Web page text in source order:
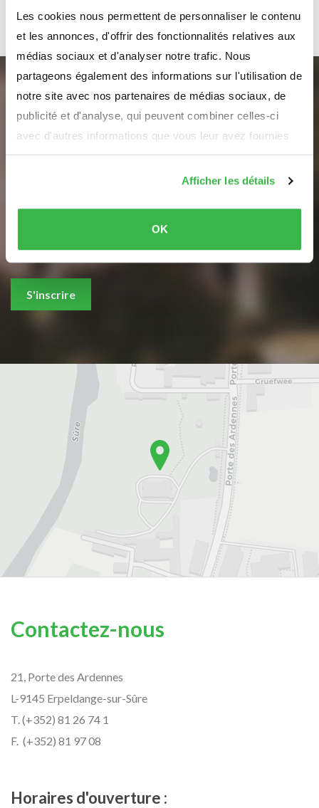
Les cookies nous permettent de personnaliser le contenu
et les annonces, d'offrir des fonctionnalités relatives aux
médias sociaux et d'analyser notre trafic. Nous
partageons également des informations sur l'utilisation de
notre site avec nos partenaires de médias sociaux, de
publicité et d'analyse, qui peuvent combiner celles-ci
avec d'autres informations que vous leur avez fournies
ou qu'ils ont collectées lors de votre utilisation de leurs
Afficher les détails
OK
Abonnez-vous à notre
newsletter
Votre adresse e-mail
Nous n'allons jamais vous spammer ou partager vos données
S'inscrire
Contactez-nous
21, Porte des Ardennes
L-9145 Erpeldange-sur-Sûre
T. (+352) 81 26 74 1
F. (+352) 81 97 08
Horaires d'ouverture :